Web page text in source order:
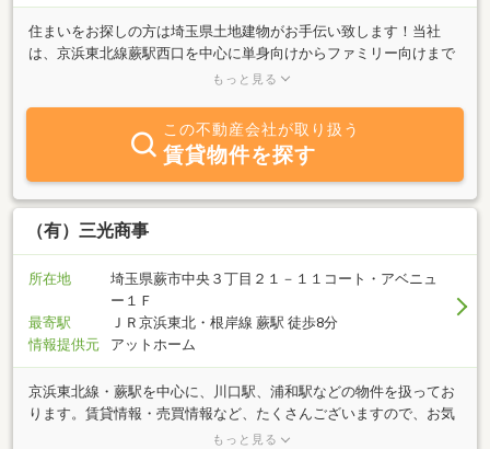
住まいをお探しの方は埼玉県土地建物がお手伝い致します！当社
は、京浜東北線蕨駅西口を中心に単身向けからファミリー向けまで
幅広く物件を扱っております。賃貸・売買問わず、ご相談事があれ
もっと見る
この不動産会社が取り扱う
賃貸物件を探す
（有）三光商事
所在地
埼玉県蕨市中央３丁目２１－１１コート・アベニュ
ー１Ｆ
最寄駅
ＪＲ京浜東北・根岸線 蕨駅 徒歩8分
情報提供元
アットホーム
京浜東北線・蕨駅を中心に、川口駅、浦和駅などの物件を扱ってお
ります。賃貸情報・売買情報など、たくさんございますので、お気
軽にお問い合せください。ここ数年埼京線の人気も高まり、戸田駅
もっと見る